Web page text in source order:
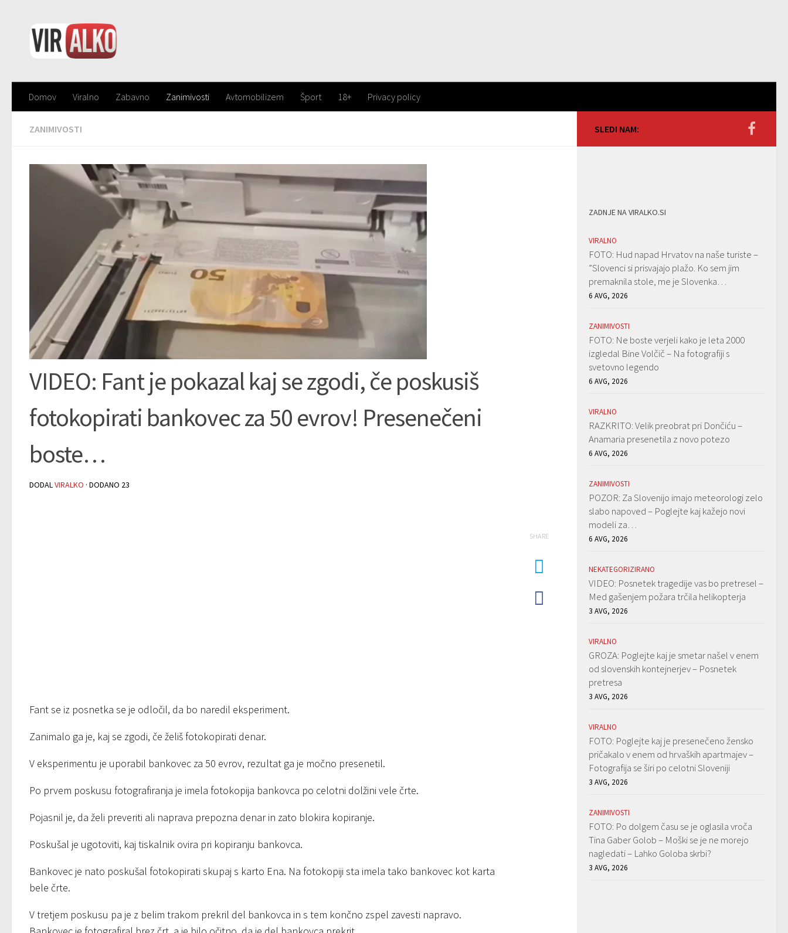
Domov Viralno Zabavno Zanimivosti Avtomobilizem Šport 18+ Privacy policy
ZANIMIVOSTI
VIDEO: Fant je pokazal kaj se zgodi, če poskusiš
fotokopirati bankovec za 50 evrov! Presenečeni
boste…
DODALVIRALKO · DODANO 23
Fant se iz posnetka se je odločil, da bo naredil eksperiment.
Zanimalo ga je, kaj se zgodi, če želiš fotokopirati denar.
V eksperimentu je uporabil bankovec za 50 evrov, rezultat ga je močno presenetil.
Po prvem poskusu fotografiranja je imela fotokopija bankovca po celotni dolžini vele črte.
Pojasnil je, da želi preveriti ali naprava prepozna denar in zato blokira kopiranje.
Poskušal je ugotoviti, kaj tiskalnik ovira pri kopiranju bankovca.
Bankovec je nato poskušal fotokopirati skupaj s karto Ena. Na fotokopiji sta imela tako bankovec kot karta
bele črte.
V tretjem poskusu pa je z belim trakom prekril del bankovca in s tem končno zspel zavesti napravo.
SHARE
SLEDI NAM:
ZADNJE NA VIRALKO.SI
VIRALNO
FOTO: Hud napad Hrvatov na naše turiste –
”Slovenci si prisvajajo plažo. Ko sem jim
premaknila stole, me je Slovenka…
6 AVG, 2026
ZANIMIVOSTI
FOTO: Ne boste verjeli kako je leta 2000
izgledal Bine Volčič – Na fotografiji s
svetovno legendo
6 AVG, 2026
VIRALNO
RAZKRITO: Velik preobrat pri Dončiću –
Anamaria presenetila z novo potezo
6 AVG, 2026
ZANIMIVOSTI
POZOR: Za Slovenijo imajo meteorologi zelo
slabo napoved – Poglejte kaj kažejo novi
modeli za…
6 AVG, 2026
NEKATEGORIZIRANO
VIDEO: Posnetek tragedije vas bo pretresel –
Med gašenjem požara trčila helikopterja
3 AVG, 2026
VIRALNO
GROZA: Poglejte kaj je smetar našel v enem
od slovenskih kontejnerjev – Posnetek
pretresa
3 AVG, 2026
VIRALNO
FOTO: Poglejte kaj je presenečeno žensko
pričakalo v enem od hrvaških apartmajev –
Fotografija se širi po celotni Sloveniji
3 AVG, 2026
ZANIMIVOSTI
FOTO: Po dolgem času se je oglasila vroča
Tina Gaber Golob – Moški se je ne morejo
nagledati – Lahko Goloba skrbi?
3 AVG, 2026